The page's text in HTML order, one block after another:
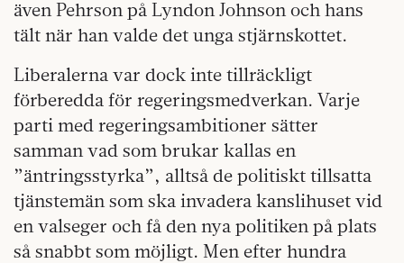
även Pehrson på Lyndon Johnson och hans
tält när han valde det unga stjärnskottet.
Liberalerna var dock inte tillräckligt
förberedda för regeringsmedverkan. Varje
parti med regeringsambitioner sätter
samman vad som brukar kallas en
”äntringsstyrka”, alltså de politiskt tillsatta
tjänstemän som ska invadera kanslihuset vid
en valseger och få den nya politiken på plats
så snabbt som möjligt. Men efter hundra